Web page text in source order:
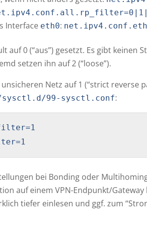
Interface eth0:
auf 0 (“aus”) gesetzt. Es gibt keinen
setzen ihn auf 2 (“loose”).
Netz auf 1 (“strict reverse
99-sysctl.conf:
bei Bonding oder
auf einem VPN-Endpunkt/
tiefer einlesen und ggf. zum